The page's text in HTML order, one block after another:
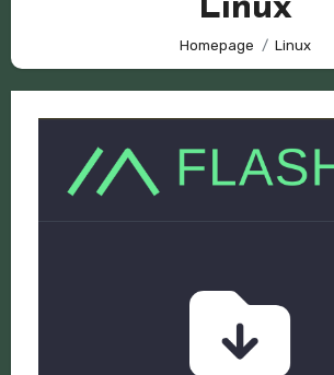
Linux
Homepage Linux